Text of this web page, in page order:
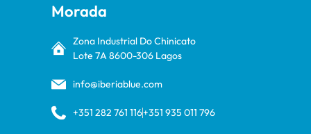
Morada
Zona Industrial Do Chinicato
Lote 7A 8600-306 Lagos
info@iberiablue.com
+351 282 761 116+351 935 011 796